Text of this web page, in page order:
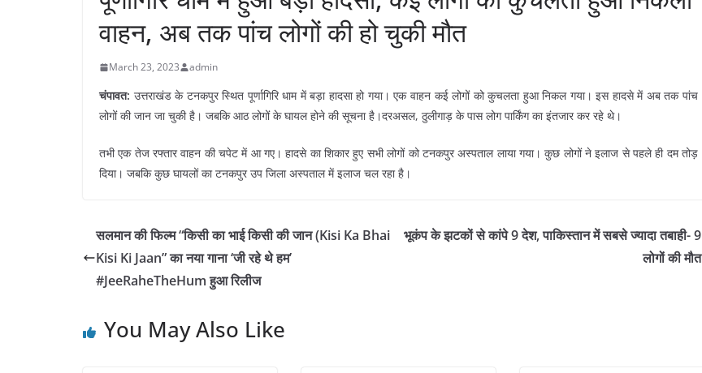
वाहन, अब तक पांच लोगों की हो चुकी मौत
March 23, 2023 admin
चंपावत: उत्तराखंड के टनकपुर स्थित पूर्णागिरि धाम में बड़ा हादसा हो गया। एक वाहन कई लोगों को कुचलता हुआ निकल गया। इस हादसे में अब तक पांच
लोगों की जान जा चुकी है। जबकि आठ लोगों के घायल होने की सूचना है।दरअसल, ठुलीगाड़ के पास लोग पार्किंग का इंतजार कर रहे थे।
तभी एक तेज रफ्तार वाहन की चपेट में आ गए। हादसे का शिकार हुए सभी लोगों को टनकपुर अस्पताल लाया गया। कुछ लोगों ने इलाज से पहले ही दम तोड़
दिया। जबकि कुछ घायलों का टनकपुर उप जिला अस्पताल में इलाज चल रहा है।
सलमान की फिल्म “किसी का भाई किसी की जान (Kisi Ka Bhai
Kisi Ki Jaan” का नया गाना ‘जी रहे थे हम’
#JeeRaheTheHum हुआ रिलीज
भूकंप के झटकों से कांपे 9 देश, पाकिस्तान में सबसे ज्यादा तबाही- 9
लोगों की मौत
You May Also Like